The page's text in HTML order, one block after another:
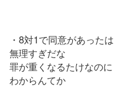
・8対1で同意があったは
無理すぎだな
罪が重くなるたけなのに
わからんてか